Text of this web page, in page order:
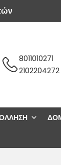
8011010271
2102204272